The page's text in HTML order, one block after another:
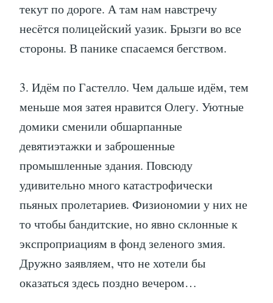
текут по дороге. А там нам навстречу
несётся полицейский уазик. Брызги во все
стороны. В панике спасаемся бегством.
3. Идём по Гастелло. Чем дальше идём, тем
меньше моя затея нравится Олегу. Уютные
домики сменили обшарпанные
девятиэтажки и заброшенные
промышленные здания. Повсюду
удивительно много катастрофически
пьяных пролетариев. Физиономии у них не
то чтобы бандитские, но явно склонные к
экспроприациям в фонд зеленого змия.
Дружно заявляем, что не хотели бы
оказаться здесь поздно вечером…